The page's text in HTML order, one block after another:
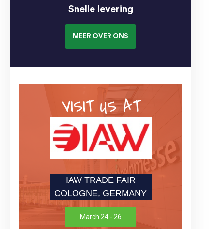
Snelle levering
MEER OVER ONS
VISIT US AT
IAW TRADE FAIR
COLOGNE, GERMANY
March 24 - 26